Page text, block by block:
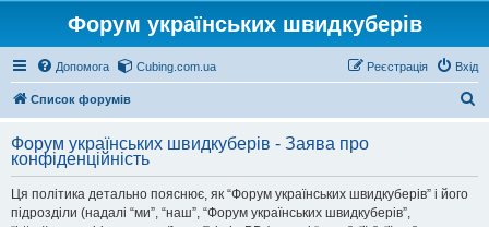
Форум українських швидкуберів
Допомога Cubing.com.ua Вхід
Реєстрація
Список форумів
у
Форум українських швидкуберів - Заява про
конфіденційність
Ця політика детально пояснює, як “Форум українських швидкуберів” і його
підрозділи (надалі “ми”, “наш”, “Форум українських швидкуберів”,